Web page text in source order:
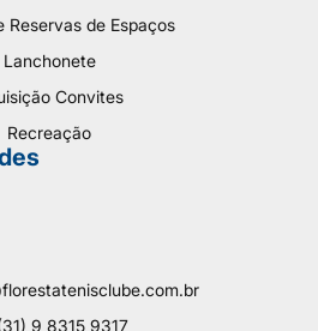
Reservas de Espaços
Lanchonete
Convites
Recreação
9 8315 9317